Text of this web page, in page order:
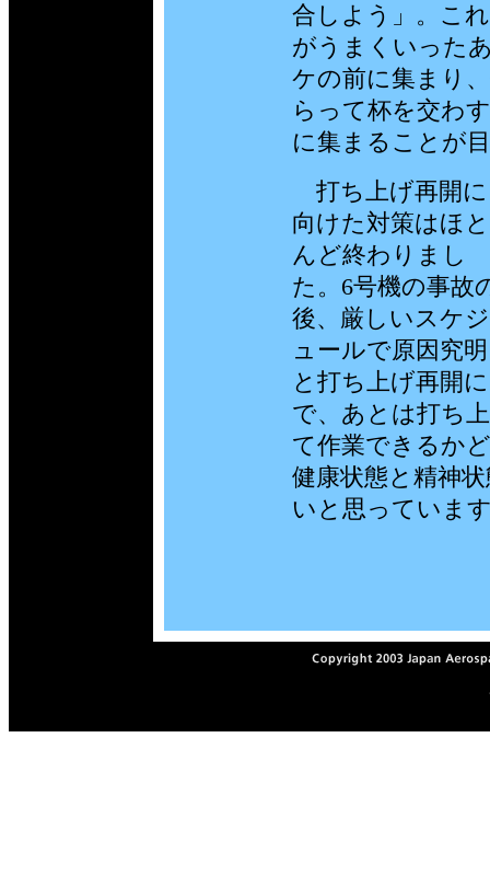
合しよう」。こ
がうまくいった
ケの前に集まり
らって杯を交わ
に集まることが
打ち上げ再開に
向けた対策はほと
んど終わりまし
た。6号機の事故
後、厳しいスケジ
ュールで原因究明
と打ち上げ再開
で、あとは打ち
て作業できるか
健康状態と精神
いと思っていま